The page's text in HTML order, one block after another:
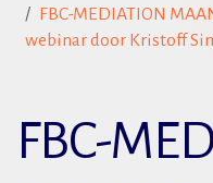
FBC-MEDIATION
webinar door Kristoff
FBC-